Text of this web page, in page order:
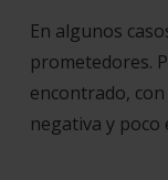
En algunos
prometedores.
encontrado,
negativa y